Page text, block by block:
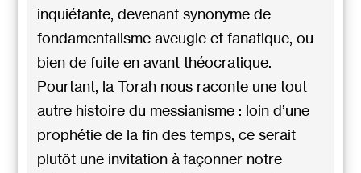
inquiétante, devenant synonyme de
fondamentalisme aveugle et fanatique, ou
bien de fuite en avant théocratique.
Pourtant, la Torah nous raconte une tout
autre histoire du messianisme : loin d’une
prophétie de la fin des temps, ce serait
plutôt une invitation à façonner notre